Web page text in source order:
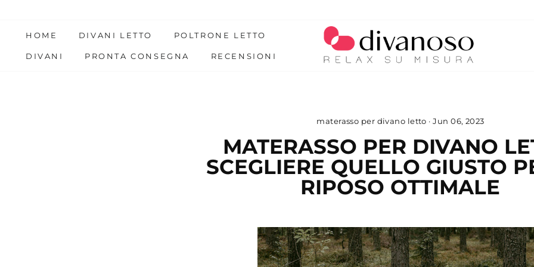
content
HOME DIVANI LETTO POLTRONE LETTO
DIVANI PRONTA CONSEGNA RECENSIONI
materasso per divano letto ·Jun 06, 2023
MATERASSO PER DIVANO
SCEGLIERE QUELLO GIUSTO
RIPOSO OTTIMALE